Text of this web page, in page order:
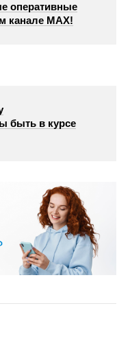
оперативные
канале МАХ!
быть в курсе